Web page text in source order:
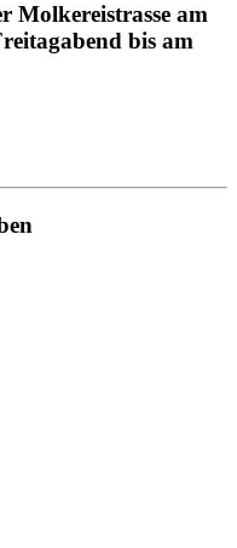
Molkereistrasse am
bis am